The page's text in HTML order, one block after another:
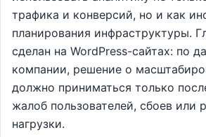
трафика и конверсий, но и как
планирования инфраструктуры.
сделан на WordPress-сайтах: по
компании, решение о
должно приниматься только
жалоб пользователей, сбоев или
нагрузки.